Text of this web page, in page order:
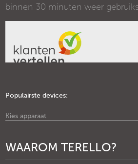
binnen 30 minuten weer
Populairste devices:
Kies apparaat
WAAROM TERELLO?